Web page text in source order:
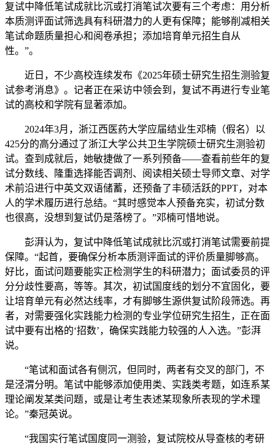
复试中降低笔试成就比沉或打消笔试次要有三个考虑：用分析
本质测评面试筛选具有科研潜力的人更有保障；能够削减相关
笔试命题质量担心和阅卷承担；添加培育单元招生自从
性。”。
近日，不少高校连续发布《2025年硕士研究生招生测验复
试参考消息》。记者正在采访中领会到，复试不再进行专业笔
试的高校和学院有显著添加。
2024年3月，浙江西医药大学应届结业生邓楠（假名）以
425分的高分通过了浙江大学公共卫生学院硕士研究生测验初
试。查到成就后，她敏捷做了一系列预备——查看前些年的复
试分数线、隆重选择能否调剂、阅读相关硕士导师文章、对学
术前沿进行中英文双语储蓄，还预备了丰硕活跃的PPT，对本
人的学术履历进行总结。“其时感觉本人预备充实，初试分数
也很高，没想到复试仍是落榜了。”邓楠可惜地说。
彭湃认为，复试中降低笔试成就比沉或打消笔试需要前提
保障。“起首，要确保分析本质测评面试的评价质量脚够高。
好比，面试问题要能实正检测学生的科研潜力；面试委员的评
分分歧性要高，等等。其次，初试国度线的划分不宜固化，要
让培育单元有必然达线率，才有脚够生源供复试阶段筛选。再
者，对需要强化实践能力检测的专业学位研究生招生，正在面
试中要有出格的‘招数’，确保实践能力较强的人入选。”彭湃
说。
“笔试和面试各有侧沉，但同时，两者有交叉的部门，不
是泾渭分明。笔试中能够添加使用类、实践类考题，如连系某
理论阐发某类问题，或是让考生表述某现象所表现的学术理
论。”秦冠英说。
“我国实行笔试国度同一测验，复试院校从导查核的考研